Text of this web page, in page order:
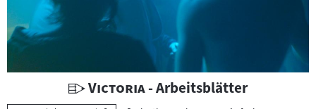
m
a
r
i
U
n
"
Victoria"- Arbeitsblätter